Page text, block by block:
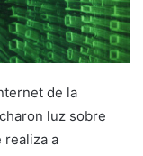
de la
luz sobre
realiza a